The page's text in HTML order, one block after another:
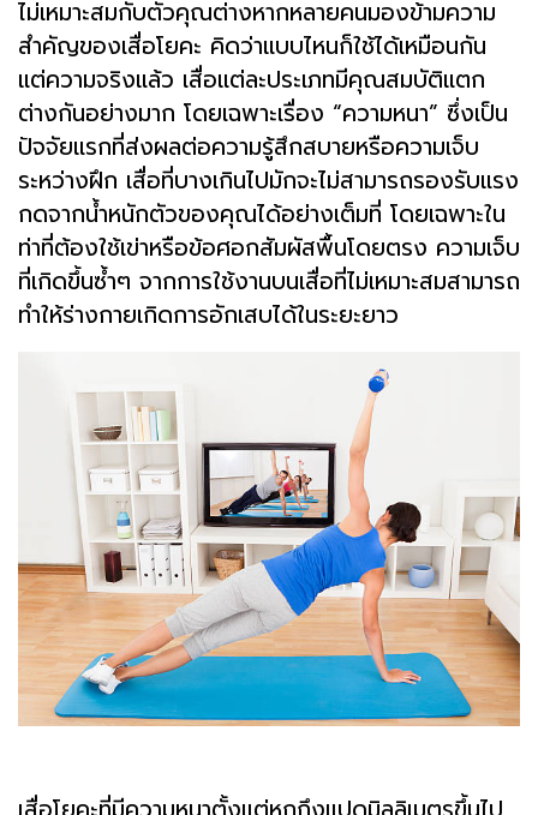
ไม่เหมาะสมกับตัวคุณต่างหากหลายคนมองข้ามความ
สำคัญของเสื่อโยคะ คิดว่าแบบไหนก็ใช้ได้เหมือนกัน
แต่ความจริงแล้ว เสื่อแต่ละประเภทมีคุณสมบัติแตก
ต่างกันอย่างมาก โดยเฉพาะเรื่อง “ความหนา” ซึ่งเป็น
ปัจจัยแรกที่ส่งผลต่อความรู้สึกสบายหรือความเจ็บ
ระหว่างฝึก เสื่อที่บางเกินไปมักจะไม่สามารถรองรับแรง
กดจากน้ำหนักตัวของคุณได้อย่างเต็มที่ โดยเฉพาะใน
ท่าที่ต้องใช้เข่าหรือข้อศอกสัมผัสพื้นโดยตรง ความเจ็บ
ที่เกิดขึ้นซ้ำๆ จากการใช้งานบนเสื่อที่ไม่เหมาะสมสามารถ
ทำให้ร่างกายเกิดการอักเสบได้ในระยะยาว